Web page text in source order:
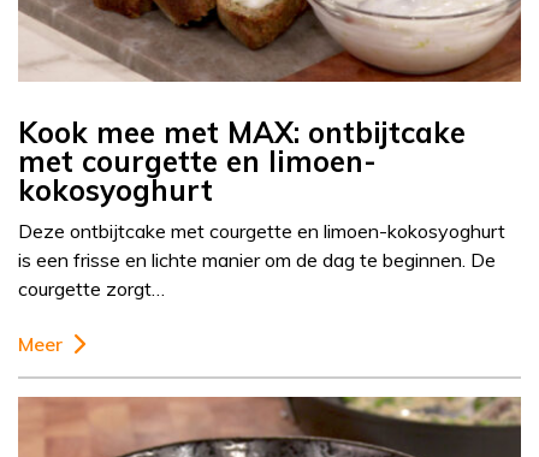
Kook mee met MAX: ontbijtcake
met courgette en limoen-
kokosyoghurt
Deze ontbijtcake met courgette en limoen-kokosyoghurt
is een frisse en lichte manier om de dag te beginnen. De
courgette zorgt…
Meer